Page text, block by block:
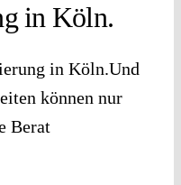
in Köln.
in Köln.Und
können nur
Berat